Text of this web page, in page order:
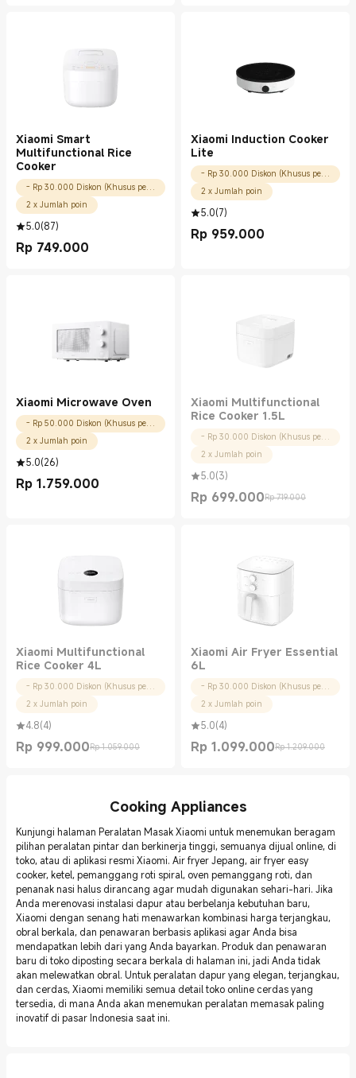
Xiaomi Smart
Multifunctional Rice
Cooker
- Rp 30.000 Diskon (Khusus pengguna baru)
2 x Jumlah poin
5.0(87)
Rp 749.000
Current Price Rp 749000.00
Xiaomi Induction Cooker
Lite
- Rp 30.000 Diskon (Khusus pengguna baru)
2 x Jumlah poin
5.0(7)
Rp 959.000
Current Price Rp 959000.00
Xiaomi Microwave Oven
- Rp 50.000 Diskon (Khusus pengguna baru)
2 x Jumlah poin
5.0(26)
Rp 1.759.000
Current Price Rp 1759000.00
Xiaomi Multifunctional
Rice Cooker 1.5L
- Rp 30.000 Diskon (Khusus pengguna baru)
2 x Jumlah poin
5.0(3)
Rp 699.000
Current Price Rp 699000.00
Rp 719.000
Harga pemasaran Rp 719.000
Xiaomi Multifunctional
Rice Cooker 4L
- Rp 30.000 Diskon (Khusus pengguna baru)
2 x Jumlah poin
4.8(4)
Rp 999.000
Current Price Rp 999000.00
Rp 1.059.000
Harga pemasaran Rp 1.059.000
Xiaomi Air Fryer Essential
6L
- Rp 30.000 Diskon (Khusus pengguna baru)
2 x Jumlah poin
5.0(4)
Rp 1.099.000
Current Price Rp 1099000.00Rp 1.209.000
Harga pemasaran Rp 1.209.000
Cooking Appliances
Kunjungi halaman Peralatan Masak Xiaomi untuk menemukan beragam
pilihan peralatan pintar dan berkinerja tinggi, semuanya dijual online, di
toko, atau di aplikasi resmi Xiaomi. Air fryer Jepang, air fryer easy
cooker, ketel, pemanggang roti spiral, oven pemanggang roti, dan
penanak nasi halus dirancang agar mudah digunakan sehari-hari. Jika
Anda merenovasi instalasi dapur atau berbelanja kebutuhan baru,
Xiaomi dengan senang hati menawarkan kombinasi harga terjangkau,
obral berkala, dan penawaran berbasis aplikasi agar Anda bisa
mendapatkan lebih dari yang Anda bayarkan. Produk dan penawaran
baru di toko diposting secara berkala di halaman ini, jadi Anda tidak
akan melewatkan obral. Untuk peralatan dapur yang elegan, terjangkau,
dan cerdas, Xiaomi memiliki semua detail toko online cerdas yang
tersedia, di mana Anda akan menemukan peralatan memasak paling
inovatif di pasar Indonesia saat ini.